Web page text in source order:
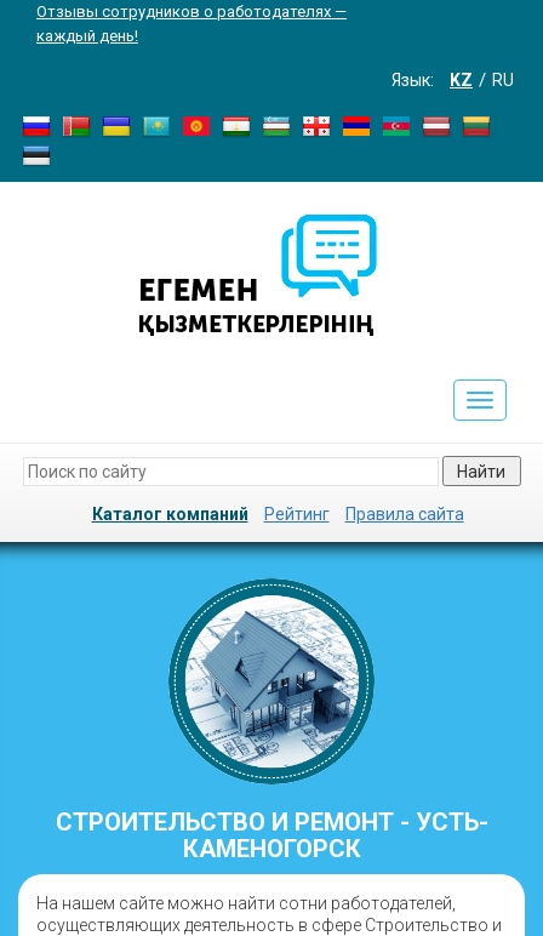
Отзывы сотрудников о работодателях —
каждый день!
Язык: KZ RU
Toggle
Найти
Каталог компаний Рейтинг Правила сайта
СТРОИТЕЛЬСТВО И РЕМОНТ - УСТЬ-
КАМЕНОГОРСК
На нашем сайте можно найти сотни работодателей,
осуществляющих деятельность в сфере Строительство и